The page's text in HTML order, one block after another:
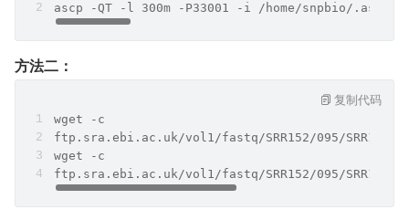
ascp -QT -l 300m -P33001 -i /home/snpbio/
方法二：
wget -c
ftp.sra.ebi.ac.uk/vol1/fastq/SRR152/095/
wget -c
ftp.sra.ebi.ac.uk/vol1/fastq/SRR152/095/
复制代码